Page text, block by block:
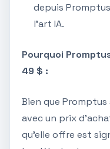
depuis
l'art IA.
Pourquoi
49 $ :
Bien que
avec un prix
qu'elle offre est